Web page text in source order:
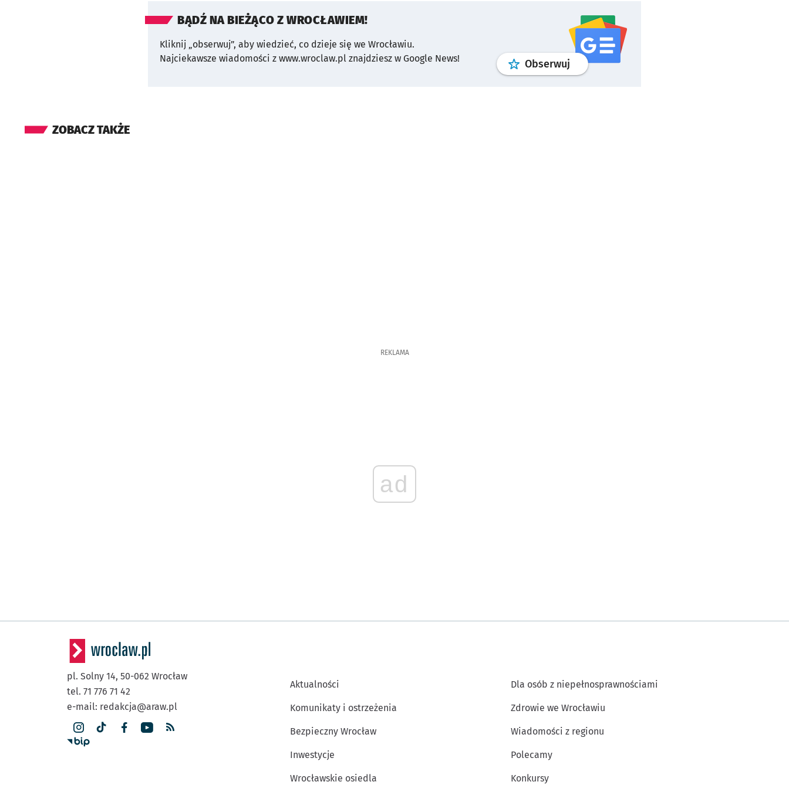
BĄDŹ NA BIEŻĄCO Z WROCŁAWIEM!
Kliknij „obserwuj”, aby wiedzieć, co dzieje się we Wrocławiu.
Najciekawsze wiadomości z www.wroclaw.pl znajdziesz w Google News!
Obserwuj profilgoogle news
ZOBACZ TAKŻE
REKLAMA
ad
pl. Solny 14, 50-062 Wrocław
tel. 71 776 71 42
e-mail: redakcja@araw.pl
Aktualności
Komunikaty i ostrzeżenia
Bezpieczny Wrocław
Inwestycje
Wrocławskie osiedla
Dla osób z niepełnosprawnościami
Zdrowie we Wrocławiu
Wiadomości z regionu
Polecamy
Konkursy